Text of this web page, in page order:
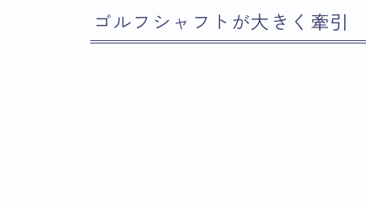
ゴルフシャフトが大きく牽引